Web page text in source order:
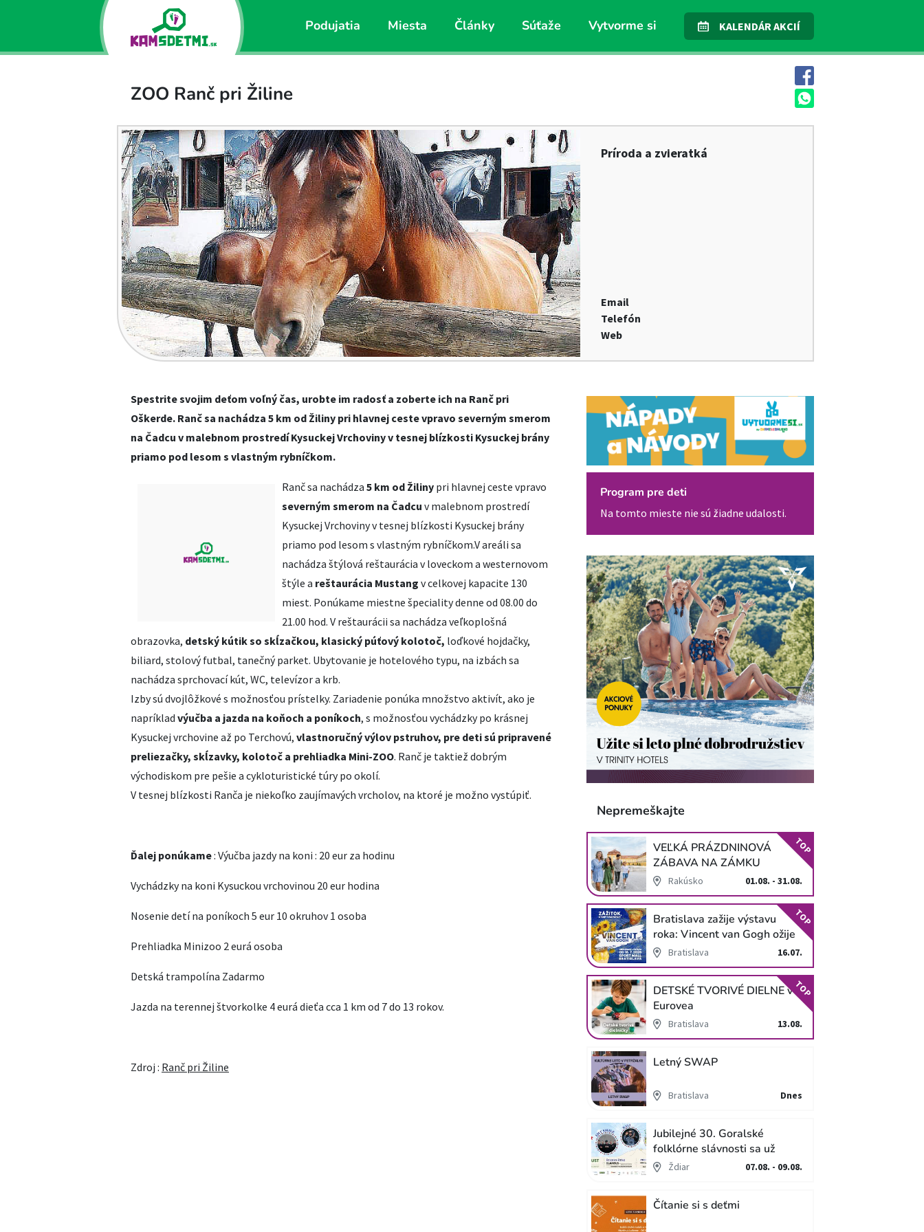
Podujatia Miesta Články Súťaže Vytvorme si KALENDÁR AKCIÍ
ZOO Ranč pri Žiline
Príroda a zvieratká
Email
Telefón
Web
Spestrite svojim deťom voľný čas, urobte im radosť a zoberte ich na Ranč pri
Oškerde. Ranč sa nachádza 5 km od Žiliny pri hlavnej ceste vpravo severným smerom
na Čadcu v malebnom prostredí Kysuckej Vrchoviny v tesnej blízkosti Kysuckej brány
priamo pod lesom s vlastným rybníčkom.
Ranč sa nachádza 5 km od Žiliny pri hlavnej ceste vpravo
severným smerom na Čadcu v malebnom prostredí
Kysuckej Vrchoviny v tesnej blízkosti Kysuckej brány
priamo pod lesom s vlastným rybníčkom.V areáli sa
nachádza štýlová reštaurácia v loveckom a westernovom
štýle a reštaurácia Mustang v celkovej kapacite 130
miest. Ponúkame miestne špeciality denne od 08.00 do
21.00 hod. V reštaurácii sa nachádza veľkoplošná
obrazovka, detský kútik so skĺzačkou, klasický púťový kolotoč, loďkové hojdačky,
biliard, stolový futbal, tanečný parket. Ubytovanie je hotelového typu, na izbách sa
nachádza sprchovací kút, WC, televízor a krb.
Izby sú dvojlôžkové s možnosťou prístelky. Zariadenie ponúka množstvo aktivít, ako je
napríklad výučba a jazda na koňoch a poníkoch, s možnosťou vychádzky po krásnej
Kysuckej vrchovine až po Terchovú, vlastnoručný výlov pstruhov, pre deti sú pripravené
preliezačky, skĺzavky, kolotoč a prehliadka Mini-ZOO. Ranč je taktiež dobrým
východiskom pre pešie a cykloturistické túry po okolí.
V tesnej blízkosti Ranča je niekoľko zaujímavých vrcholov, na ktoré je možno vystúpiť.
Ďalej ponúkame: Výučba jazdy na koni : 20 eur za hodinu
Vychádzky na koni Kysuckou vrchovinou 20 eur hodina
Nosenie detí na poníkoch 5 eur 10 okruhov 1 osoba
Prehliadka Minizoo 2 eurá osoba
Detská trampolína Zadarmo
Jazda na terennej štvorkolke 4 eurá dieťa cca 1 km od 7 do 13 rokov.
Zdroj : Ranč pri Žiline
Program pre deti
Na tomto mieste nie sú žiadne udalosti.
Nepremeškajte
VEĽKÁ PRÁZDNINOVÁ
ZÁBAVA NA ZÁMKU
SCHLOSS HOF
Rakúsko 01.08. - 31.08.
TOP
Bratislava zažije výstavu
roka: Vincent van Gogh ožije
v unikátnej imerzívnej šou!
Bratislava 16.07.
TOP
DETSKÉ TVORIVÉ DIELNE v
Eurovea
Bratislava 13.08.
TOP
Letný SWAP
Bratislava Dnes
Jubilejné 30. Goralské
folklórne slávnosti sa už
blížiaŽdiar 07.08. - 09.08.
Čítanie si s deťmi